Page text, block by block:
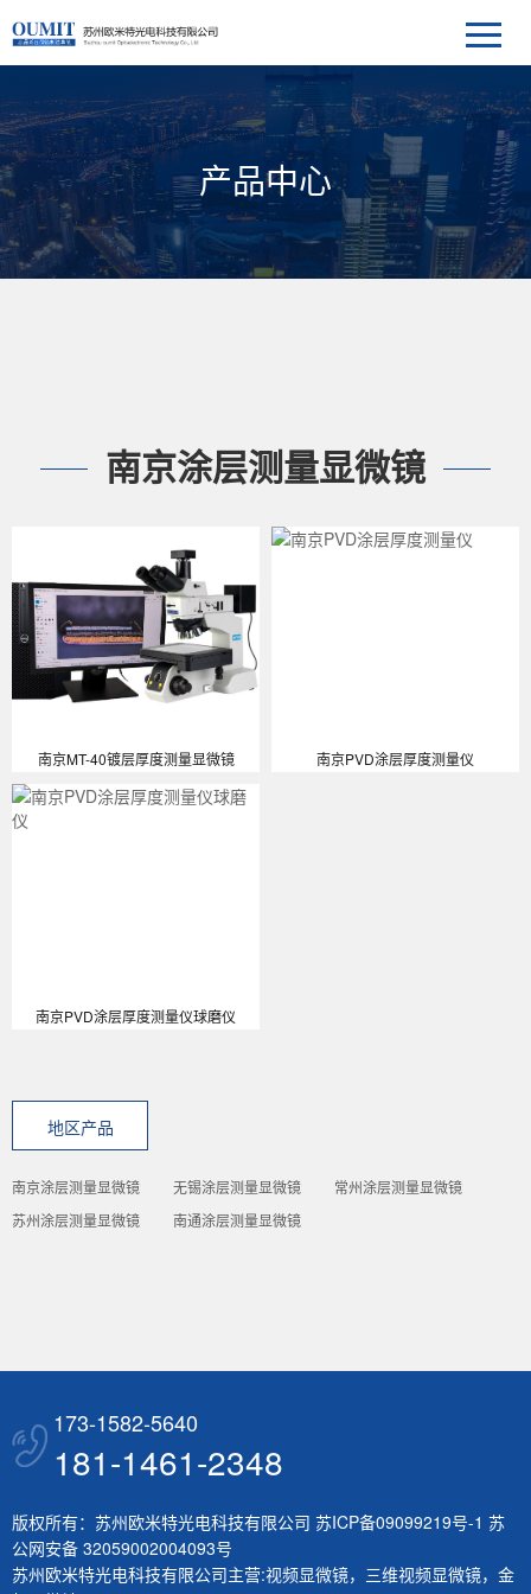
产品中心
南京涂层测量显微镜
南京MT-40镀层厚度测量显微镜 南京PVD涂层厚度测量仪
南京PVD涂层厚度测量仪球磨仪
地区产品
南京涂层测量显微镜 无锡涂层测量显微镜
常州涂层测量显微镜
苏州涂层测量显微镜
南通涂层测量显微镜
173-1582-5640
181-1461-2348
版权所有：苏州欧米特光电科技有限公司 苏ICP备09099219号-1 苏
公网安备 32059002004093号
苏州欧米特光电科技有限公司主营:视频显微镜， 三维视频显微镜， 金